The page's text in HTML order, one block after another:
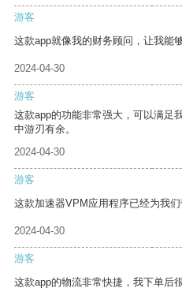
游客
这款app就像我的财务顾问，让我能
2024-04-30
游客
这款app的功能非常强大，可以满足
中游刃有余。
2024-04-30
游客
这款加速器VPM应用程序已经为我
2024-04-30
游客
这款app的物流非常快捷，我下单后